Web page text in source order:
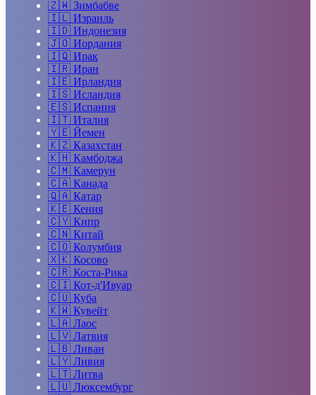
🇿🇼 Зимбабве
🇮🇱 Израиль
🇮🇩 Индонезия
🇯🇴 Иордания
🇮🇶 Ирак
🇮🇷 Иран
🇮🇪 Ирландия
🇮🇸 Исландия
🇪🇸 Испания
🇮🇹 Италия
🇾🇪 Йемен
🇰🇿 Казахстан
🇰🇭 Камбоджа
🇨🇲 Камерун
🇨🇦 Канада
🇶🇦 Катар
🇰🇪 Кения
🇨🇾 Кипр
🇨🇳 Китай
🇨🇴 Колумбия
🇽🇰 Косово
🇨🇷 Коста-Рика
🇨🇮 Кот-д'Ивуар
🇨🇺 Куба
🇰🇼 Кувейт
🇱🇦 Лаос
🇱🇻 Латвия
🇱🇧 Ливан
🇱🇾 Ливия
🇱🇹 Литва
🇱🇺 Люксембург